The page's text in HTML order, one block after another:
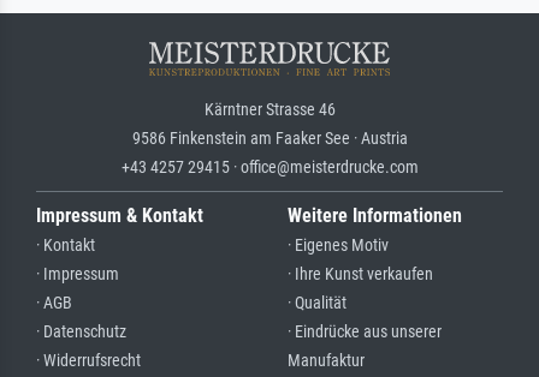
Kärntner Strasse 46
9586 Finkenstein am Faaker See · Austria
+43 4257 29415 · office@meisterdrucke.com
Impressum & Kontakt
· Kontakt
· Impressum
· AGB
· Datenschutz
· Widerrufsrecht
Weitere Informationen
· Eigenes Motiv
· Ihre Kunst verkaufen
· Qualität
· Eindrücke aus unserer
Manufaktur